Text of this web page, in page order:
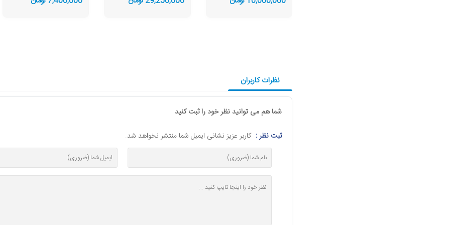
طلایی
نظرات کاربران
شما هم می توانید نظر خود را ثبت کنید
ثبت نظر : کاربر عزیز نشانی ایمیل شما منتشر نخواهد شد.